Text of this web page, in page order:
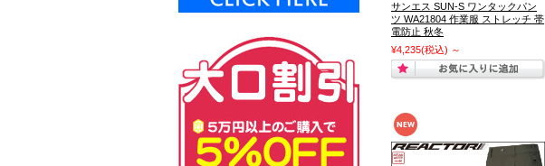
サンエス SUN-S ワンタックパン
ツ WA21804 作業服 ストレッチ 帯
電防止 秋冬
¥4,235(税込) ～